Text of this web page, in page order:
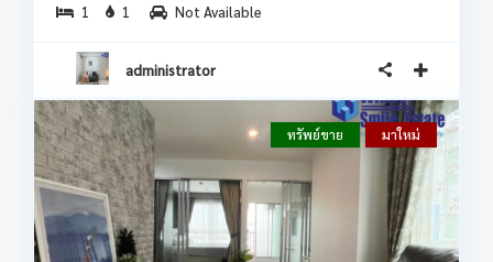
1
1 Not Available
administrator
ทรัพย์ขาย มาใหม่